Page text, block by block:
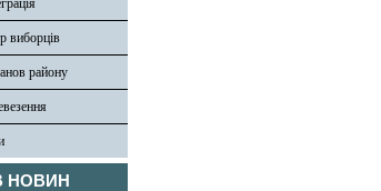
виборців
району
НОВИН